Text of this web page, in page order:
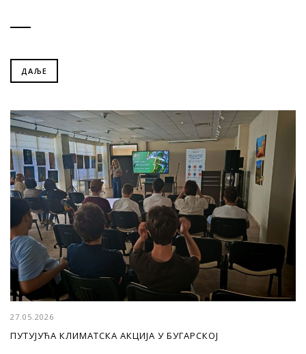
ДАЉЕ
27.05.2026
ПУТУЈУЋА КЛИМАТСКА АКЦИЈА У БУГАРСКОЈ